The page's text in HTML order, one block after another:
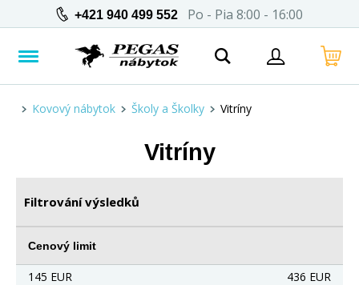
+421 940 499 552 Po - Pia 8:00 - 16:00
Kovový nábytok Školy a Školky Vitríny
Vitríny
Filtrování výsledků
Cenový limit
145 EUR 436 EUR